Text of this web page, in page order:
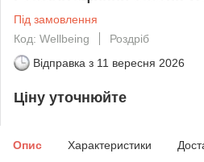
Під замовлення
Код: Wellbeing
Роздріб
Відправка з 11 вересня 2026
Ціну уточнюйте
Опис Характеристики